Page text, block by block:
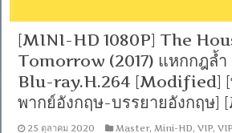
PGS
คม
[MASTER]
[MINI-HD 1080P] The
Tomorrow (2017) แหกกฎล้
Blu-ray.H.264 [Modified] [
พากย์อังกฤษ-บรรยายอังกฤษ]
25 ตุลาคม 2020 Master,Mini-HD,VIP,